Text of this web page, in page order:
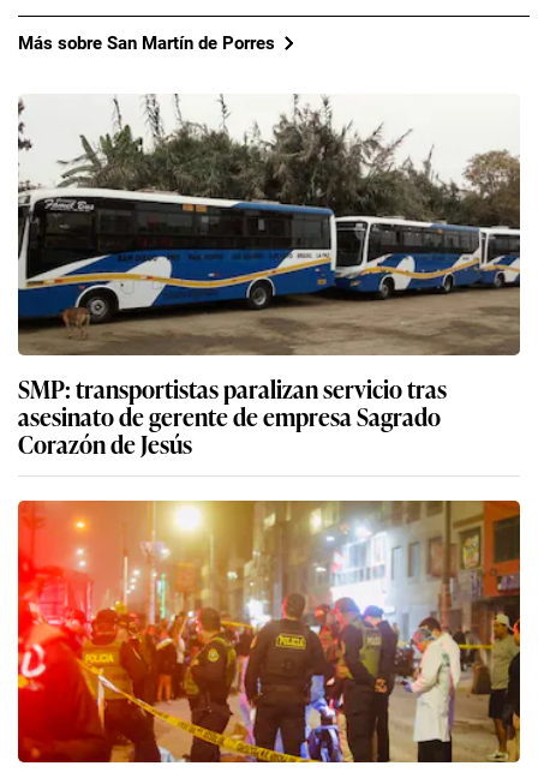
Más sobre San Martín de Porres
SMP: transportistas paralizan servicio tras
asesinato de gerente de empresa Sagrado
Corazón de Jesús